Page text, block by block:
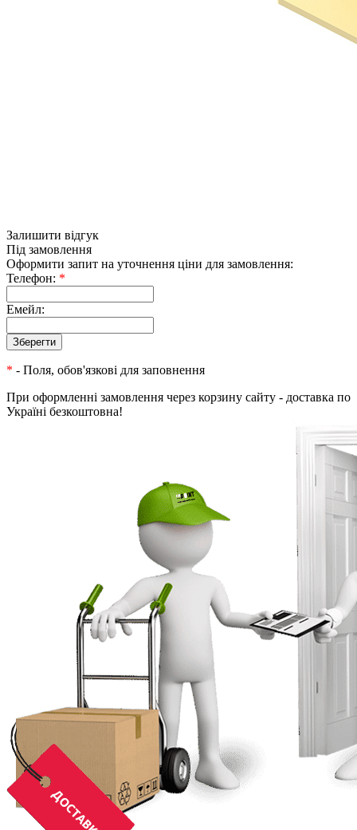
Залишити відгук
Під замовлення
Оформити запит на уточнення ціни для замовлення:
Телефон: *
Емейл:
* - Поля, обов'язкові для заповнення
При оформленні замовлення через корзину сайту - доставка по
Україні безкоштовна!